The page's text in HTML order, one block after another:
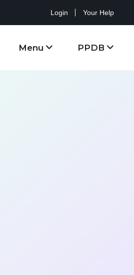
Login Your Help
Menu PPDB